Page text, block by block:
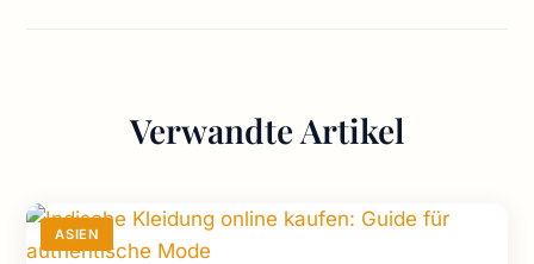
Verwandte Artikel
ASIEN